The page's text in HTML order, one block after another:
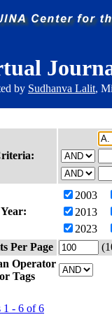
by Sudhanva Lalit,
Year:
2003
2013
2023
Per Page
Operator
Tags
1 - 6 of 6